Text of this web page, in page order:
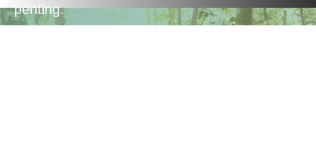
penting.